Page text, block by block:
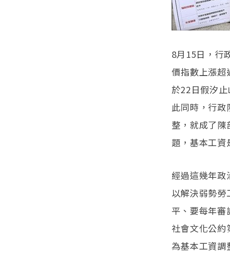
8月15日，行
價指數上漲
於22日假汐
此同時，行
整，就成了
題，基本工資
經過這幾年政
以解決弱勢
平、要每年審
社會文化公約
為基本工資調